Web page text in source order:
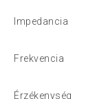
Impedancia
Frekvencia
Érzékenység